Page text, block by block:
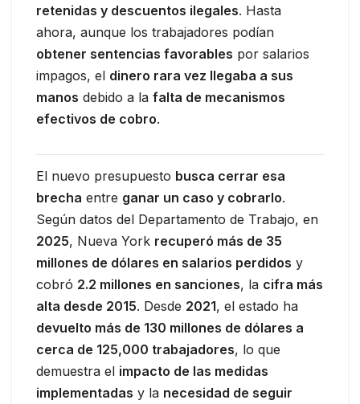
retenidas y descuentos ilegales. Hasta
ahora, aunque los trabajadores podían
obtener sentencias favorables por salarios
impagos, el dinero rara vez llegaba a sus
manos debido a la falta de mecanismos
efectivos de cobro.
El nuevo presupuesto busca cerrar esa
brecha entre ganar un caso y cobrarlo.
Según datos del Departamento de Trabajo, en
2025, Nueva York recuperó más de 35
millones de dólares en salarios perdidos y
cobró 2.2 millones en sanciones, la cifra más
alta desde 2015. Desde 2021, el estado ha
devuelto más de 130 millones de dólares a
cerca de 125,000 trabajadores, lo que
demuestra el impacto de las medidas
implementadas y la necesidad de seguir